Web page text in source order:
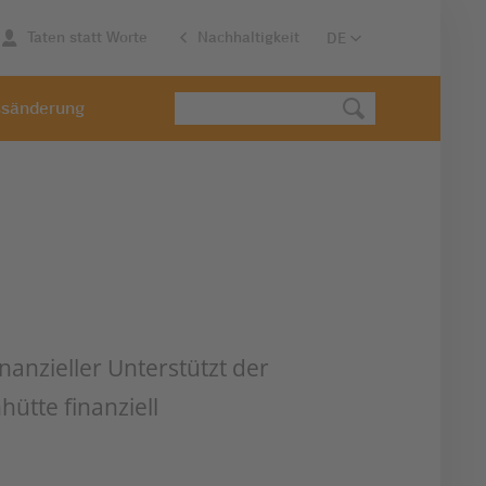
Taten statt Worte Nachhaltigkeit
Unterstützt der
finanziell